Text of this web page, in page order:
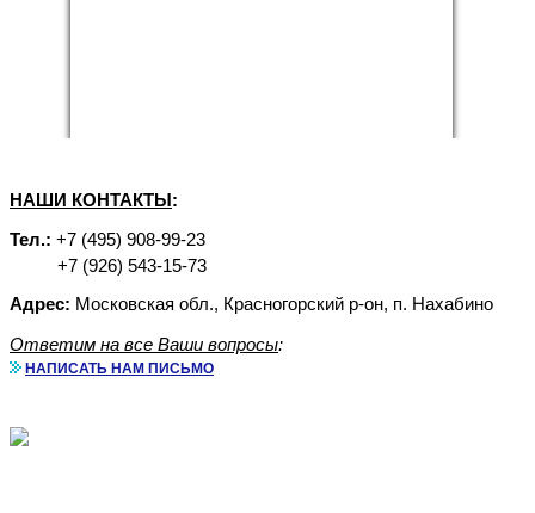
НАШИ КОНТАКТЫ:
Тел.: +7 (495) 908-99-23
+7 (926) 543-15-73
Адрес: Московская обл., Красногорский р-он, п. Нахабино
Ответим на все Ваши вопросы:
НАПИСАТЬ НАМ ПИСЬМО